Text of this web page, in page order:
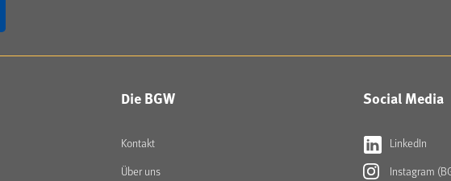
Die BGW
Kontakt
Über uns
Social Media
LinkedIn
Instagram